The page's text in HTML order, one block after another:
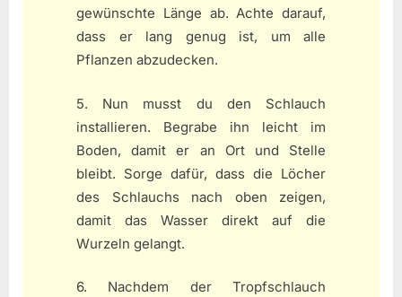
gewünschte Länge ab. Achte darauf,
dass er lang genug ist, um alle
Pflanzen abzudecken.
5. Nun musst du den Schlauch
installieren. Begrabe ihn leicht im
Boden, damit er an Ort und Stelle
bleibt. Sorge dafür, dass die Löcher
des Schlauchs nach oben zeigen,
damit das Wasser direkt auf die
Wurzeln gelangt.
6. Nachdem der Tropfschlauch